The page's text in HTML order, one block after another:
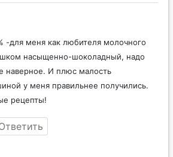
-для меня как любителя молочного
насыщенно-шоколадный, надо
наверное. И плюс малость
у меня правильнее получились.
рецепты!